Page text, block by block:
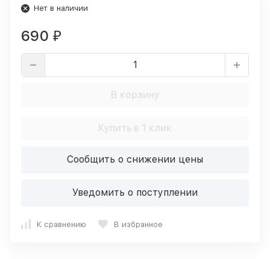
Нет в наличии
690 ₽
В корзину
Купить в 1 клик
Сообщить о снижении цены
Уведомить о поступлении
К сравнению В избранное